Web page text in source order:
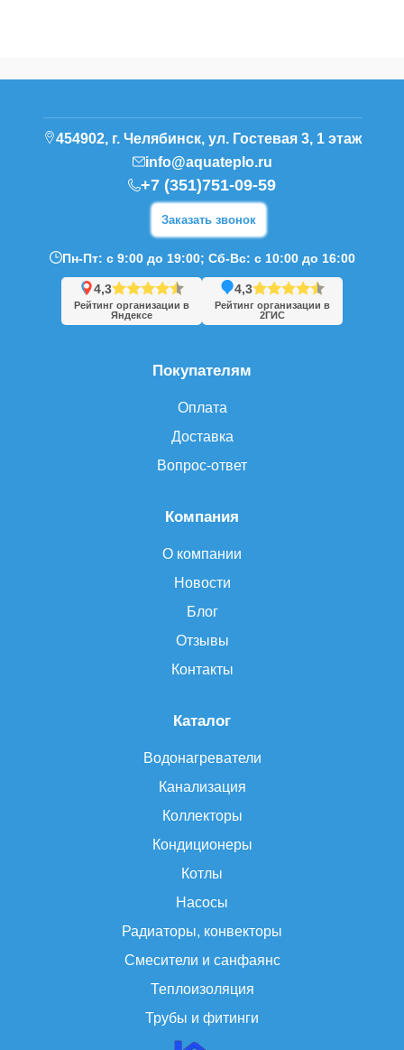
Каталог
Водонагреватели
Канализация
Коллекторы
Кондиционеры
Котлы
Насосы
Радиаторы, конвекторы
Смесители и санфаянс
Теплоизоляция
Трубы и фитинги
Компания
О компании
Новости
Блог
Отзывы
Контакты
Покупателям
Оплата
Доставка
Вопрос-ответ
454902, г. Челябинск, ул. Гостевая 3, 1 этаж
info@aquateplo.ru
+7 (351)751-09-59
Заказать звонок
Пн-Пт: с 9:00 до 19:00; Сб-Вс: с 10:00 до 16:00
4,3
Рейтинг организации в
Яндексе
4,3
Рейтинг организации в
2ГИС